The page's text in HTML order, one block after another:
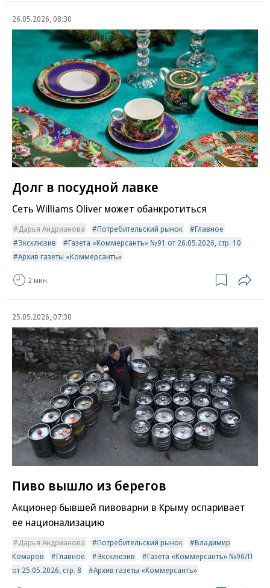
26.05.2026, 08:30
Долг в посудной лавке
Сеть Williams Oliver может обанкротиться
Дарья Андрианова Потребительский рынок
Главное
Эксклюзив
Газета «Коммерсантъ» №91 от 26.05.2026, стр. 10
Архив газеты «Коммерсантъ»
2 мин.
25.05.2026, 07:30
Пиво вышло из берегов
Акционер бывшей пивоварни в Крыму оспаривает
ее национализацию
Дарья Андрианова Потребительский рынок
Владимир
Комаров
Главное Эксклюзив
Газета «Коммерсантъ» №90/П
от 25.05.2026, стр. 8
Архив газеты «Коммерсантъ»